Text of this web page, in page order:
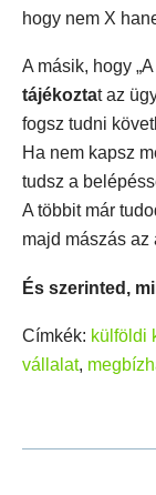
hogy nem X
A másik, hogy
tájékoztat az
fogsz tudni
Ha nem kapsz
tudsz a
A többit már
majd mászás az
És szerinted,
Címkék: külföldi
vállalat,